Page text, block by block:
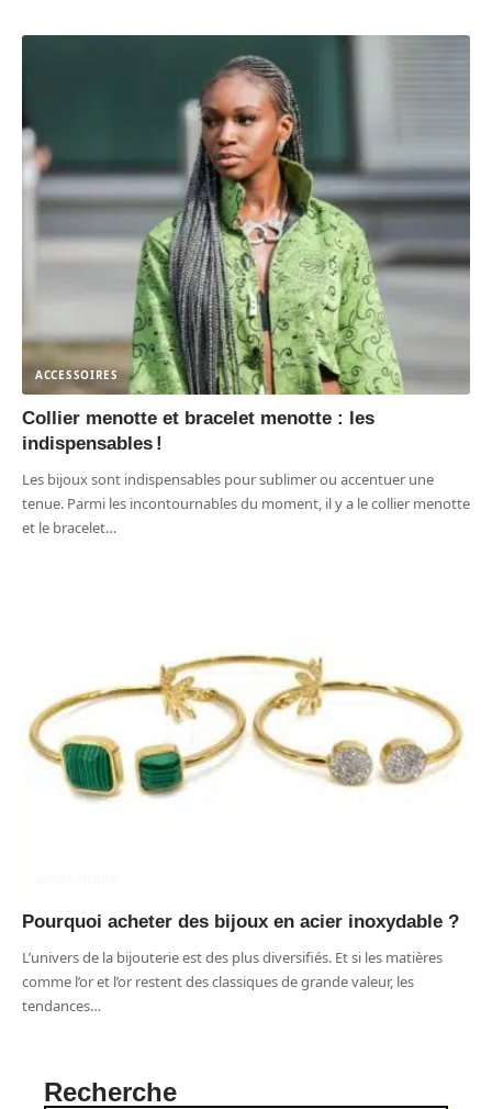
ACCESSOIRES
Collier menotte et bracelet menotte : les
indispensables !
Les bijoux sont indispensables pour sublimer ou accentuer une
tenue. Parmi les incontournables du moment, il y a le collier menotte
et le bracelet…
Pourquoi acheter des bijoux en acier inoxydable ?
L’univers de la bijouterie est des plus diversifiés. Et si les matières
comme l’or et l’or restent des classiques de grande valeur, les
tendances…
Recherche